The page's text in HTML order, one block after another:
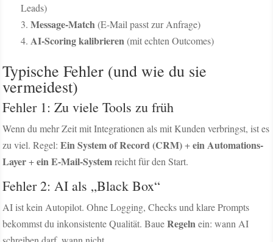
Leads)
Message-Match(E-Mail passt zur Anfrage)
AI-Scoring kalibrieren(mit echten Outcomes)
Typische Fehler (und wie du sie
vermeidest)
Fehler 1: Zu viele Tools zu früh
Wenn du mehr Zeit mit Integrationen als mit Kunden verbringst, ist es
zu viel. Regel:Ein System of Record (CRM)+ein Automations-
Layer+ein E-Mail-Systemreicht für den Start.
Fehler 2: AI als „Black Box“
AI ist kein Autopilot. Ohne Logging, Checks und klare Prompts
bekommst du inkonsistente Qualität. BaueRegelnein: wann AI